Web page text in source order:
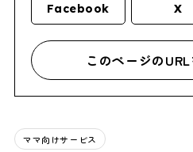
Facebook X
このページの
ママ向けサービス